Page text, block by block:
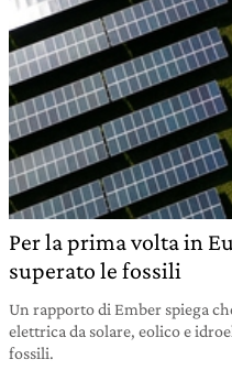
Per la prima volta in
superato le fossili
Un rapporto di Ember spiega
elettrica da solare, eolico e
fossili.